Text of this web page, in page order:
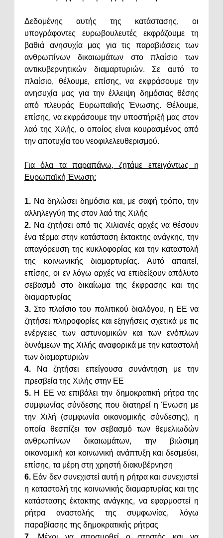
Δεδομένης αυτής της κατάστασης, οι
υπογράφοντες ευρωβουλευτές εκφράζουμε τη
βαθιά ανησυχία μας για τις παραβιάσεις των
ανθρωπίνων δικαιωμάτων στο πλαίσιο των
αντικυβερνητικών διαμαρτυριών. Σε αυτό το
πλαίσιο, θέλουμε, επίσης, να εκφράσουμε την
ανησυχία μας για την έλλειψη δημόσιας θέσης
από πλευράς Ευρωπαϊκής Ένωσης. Θέλουμε,
επίσης, να εκφράσουμε την υποστήριξή μας στον
λαό της Χιλής, ο οποίος είναι κουρασμένος από
την αποτυχία του νεοφιλελευθερισμού.
Για όλα τα παραπάνω, ζητάμε επειγόντως η
Ευρωπαϊκή Ένωση:
1. Να δηλώσει δημόσια και, με σαφή τρόπο, την
αλληλεγγύη της στον λαό της Χιλής
2. Να ζητήσει από τις Χιλιανές αρχές να θέσουν
ένα τέρμα στην κατάσταση έκτακτης ανάγκης, την
απαγόρευση της κυκλοφορίας και την καταστολή
της κοινωνικής διαμαρτυρίας. Αυτό απαιτεί,
επίσης, οι εν λόγω αρχές να επιδείξουν απόλυτο
σεβασμό στο δικαίωμα της έκφρασης και της
διαμαρτυρίας
3. Στο πλαίσιο του πολιτικού διαλόγου, η ΕΕ να
ζητήσει πληροφορίες και εξηγήσεις σχετικά με τις
ενέργειες των αστυνομικών και των ενόπλων
δυνάμεων της Χιλής αναφορικά με την καταστολή
των διαμαρτυριών
4.
Να ζητήσει επείγουσα συνάντηση με την
πρεσβεία της Χιλής στην ΕΕ
5. Η ΕΕ να επιβάλει την δημοκρατική ρήτρα της
συμφωνίας σύνδεσης που διατηρεί η Ένωση με
την Χιλή (συμφωνία οικονομικής σύνδεσης), η
οποία θεσπίζει τον σεβασμό των θεμελιωδών
ανθρωπίνων δικαιωμάτων, την βιώσιμη
οικονομική και κοινωνική ανάπτυξη και δεσμεύει,
επίσης, τα μέρη στη χρηστή διακυβέρνηση
6. Εάν δεν συνεχιστεί αυτή η ρήτρα και συνεχιστεί
η καταστολή της κοινωνικής διαμαρτυρίας και της
κατάστασης έκτακτης ανάγκης, να εφαρμοστεί η
ρήτρα αναστολής της συμφωνίας, λόγω
παραβίασης της δημοκρατικής ρήτρας